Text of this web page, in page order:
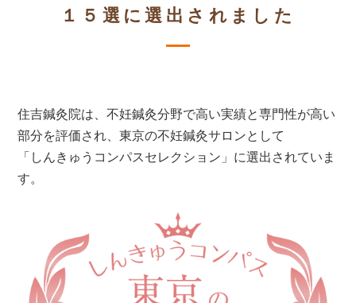
１５選に選出されました
住吉鍼灸院は、不妊鍼灸分野で高い実績と専門性が高い
部分を評価され、東京の不妊鍼灸サロンとして
「しんきゅうコンパスセレクション」に選出されていま
す。